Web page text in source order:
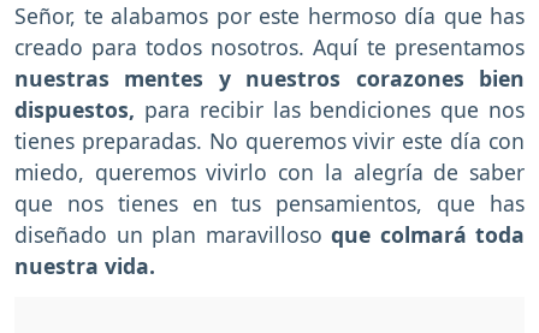
Señor, te alabamos por este hermoso día que has
creado para todos nosotros. Aquí te presentamos
nuestras mentes y nuestros corazones bien
dispuestos, para recibir las bendiciones que nos
tienes preparadas. No queremos vivir este día con
miedo, queremos vivirlo con la alegría de saber
que nos tienes en tus pensamientos, que has
diseñado un plan maravilloso que colmará toda
nuestra vida.